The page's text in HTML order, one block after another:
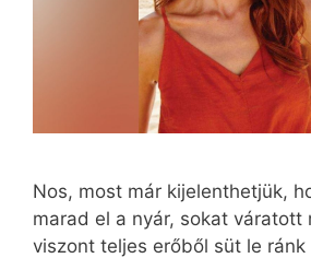
Nos, most már kijelenthetjük,
marad el a nyár, sokat váratott
viszont teljes erőből süt le ránk